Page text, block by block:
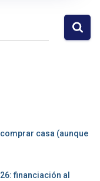
comprar casa (aunque
financiación al